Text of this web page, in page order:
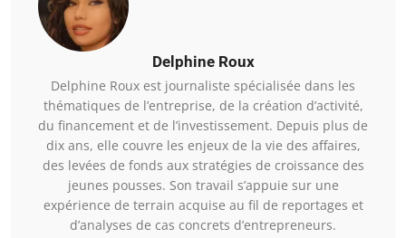
Delphine Roux
Delphine Roux est journaliste spécialisée dans les
thématiques de l’entreprise, de la création d’activité,
du financement et de l’investissement. Depuis plus de
dix ans, elle couvre les enjeux de la vie des affaires,
des levées de fonds aux stratégies de croissance des
jeunes pousses. Son travail s’appuie sur une
expérience de terrain acquise au fil de reportages et
d’analyses de cas concrets d’entrepreneurs.